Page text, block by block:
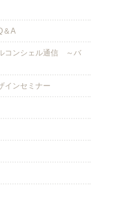
＆A
コンシェル通信 ～バ
インセミナー